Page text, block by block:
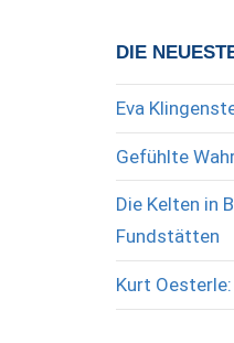
DIE
Eva
Gefühlte
Die Kelten in
Fundstätten
Kurt